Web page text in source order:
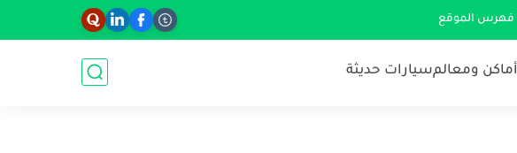
فهرس الموقع
أماكن ومعالمسيارات حديثة